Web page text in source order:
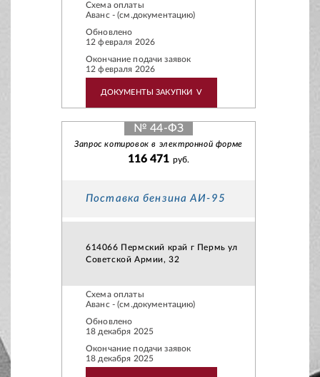
Схема оплаты
Аванс - (см.документацию)
Обновлено
12 февраля 2026
Окончание подачи заявок
12 февраля 2026
ДОКУМЕНТЫ ЗАКУПКИ V
№ 44-ФЗ
Запрос котировок в электронной форме
116 471 руб.
Поставка бензина АИ-95
614066 Пермский край г Пермь ул
Советской Армии, 32
Схема оплаты
Аванс - (см.документацию)
Обновлено
18 декабря 2025
Окончание подачи заявок
18 декабря 2025